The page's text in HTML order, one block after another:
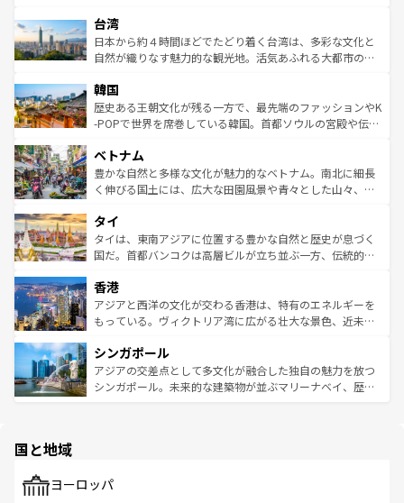
情報は
人々、おいしいローカルフードやハワイアンミュージッ
ク、伝統的なフラダンスなど、すべてがハワイの魅力を彩
っている。訪れるたびに新しい発見と感動が待っているハ
はコンテンツ一覧
リアリーフや大陸中央部にそびえるウルル（エアーズロッ
ク）、タスマニアの美しい原生林やケアンズの熱帯雨林な
ど、見どころがたくさん。また、カフェやワイン、オージ
いる。アクティビティも充実しており、サーフィンやダイ
ビング、ハイキングなど、アウトドア好きにはたまらな
い。オーストラリアの多彩な魅力を存分に味わいつくそ
参照してほしい。
台湾
日本から約４時間ほどでたどり着く台湾は、多彩な文化と
自然が織りなす魅力的な観光地。活気あふれる大都市の台
ン）、静ひつな山岳地帯である台湾東部など、都市の喧騒
と山間の静けさが共存しており、訪れる人に新しい発見と
驚きをもたらしてくれる。また、奥深い台湾の食文化も魅
容にもいいと評判のスイーツなど、バラエティ豊かな料理
が味わえる。 なお、新着の台湾情報は コンテンツ一覧を参
照してほしい。
韓国
歴史ある王朝文化が残る一方で、最先端のファッションやK
-POPで世界を席巻している韓国。首都ソウルの宮殿や伝統
き、地方に足を延ばせば四季折々の自然美を楽しむことが
できる。そして、キムチや焼肉、絶品のストリートフード
まで、さまざまな韓国料理が待っている。夜には、韓国な
リティに包まれながら、韓国の多彩な魅力を心ゆくまで味
わってみてほしい。 なお、新着の韓国情報はコンテンツ一
覧を参照してほしい。
ベトナム
豊かな自然と多様な文化が魅力的なベトナム。南北に細長
く伸びる国土には、広大な田園風景や青々とした山々、世
急速な発展と共に伝統が息づく。ハノイの古い町並みやホ
ーチミン市のフランス統治時代の建物も、独特の雰囲気を
醸し出している。また、バラエティの豊かさとおいしさで
とつ。フォーやバインミー、ベトナムコーヒーなどは、ぜ
ひ現地で味わいたい。どの地域を訪れてもあたたかい人々
が旅行者を迎えてくれるので、きっと忘れられない旅にな
参照してほしい。
タイ
タイは、東南アジアに位置する豊かな自然と歴史が息づく
国だ。首都バンコクは高層ビルが立ち並ぶ一方、伝統的な
の活気が交差している。北部ではチェンマイなどの山岳地
帯で自然と触れ合い、南部ではプーケットやクラビの美し
いビーチでリゾート気分を楽しむことができる。タイ料理
激する。気候は一年中温暖で、どの季節にも異なる楽しみ
が待っている。親しみやすいタイの人々、仏教を中心とし
た文化、そして多様な観光資源が、訪れる旅人を魅了し続
香港
アジアと西洋の文化が交わる香港は、特有のエネルギーを
もっている。ヴィクトリア湾に広がる壮大な景色、近未来
み、どこを訪れても感動するはず。観光スポットが密集し
ており、効率よく見どころを回れるのも魅力。息をのむよ
うな絶景から文化的な体験まで、香港を存分に楽しみ尽く
シンガポール
アジアの交差点として多文化が融合した独自の魅力を放つ
シンガポール。未来的な建築物が並ぶマリーナベイ、歴史
で、ホーカーズは地元の風情を楽しめる外せないスポット
国と地域
ヨーロッパ